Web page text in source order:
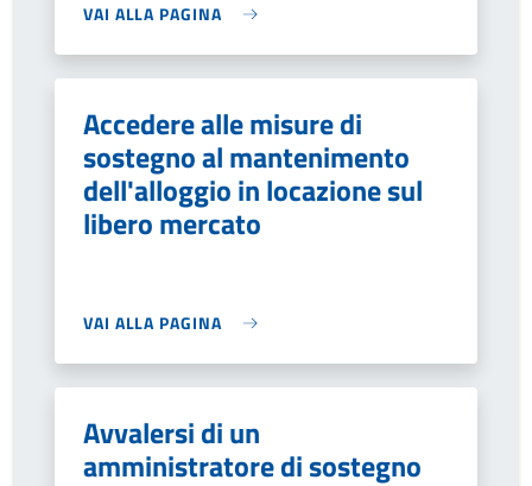
VAI ALLA PAGINA
Accedere alle misure di
sostegno al mantenimento
dell'alloggio in locazione sul
libero mercato
VAI ALLA PAGINA
Avvalersi di un
amministratore di sostegno